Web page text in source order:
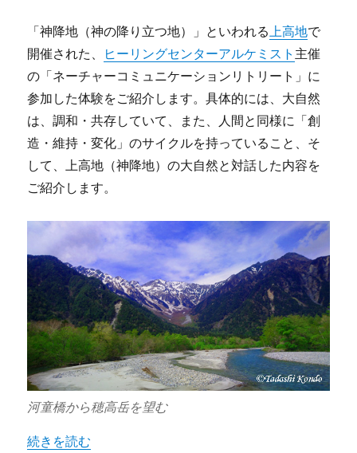
エ
留
学
験
記
＠
ュ
ー
ー
ラ
ド
に
「神降地（神の降り立つ地）」といわれる 上高地で
開催された、
ヒーリングセンターアルケミスト 主催
の「ネーチャーコミュニケーションリトリート」に
参加した体験をご紹介します。具体的には、大自然
は、調和・共存していて、また、人間と同様に「創
造・維持・変化」のサイクルを持っていること、そ
して、上高地（神降地）の大自然と対話した内容を
ご紹介します。
河童橋から穂高岳を望む
“Nature Art：上高地(神降地)の大自然との対話” の
続きを読む